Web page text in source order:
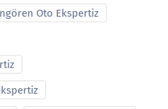
Oto Ekspertiz